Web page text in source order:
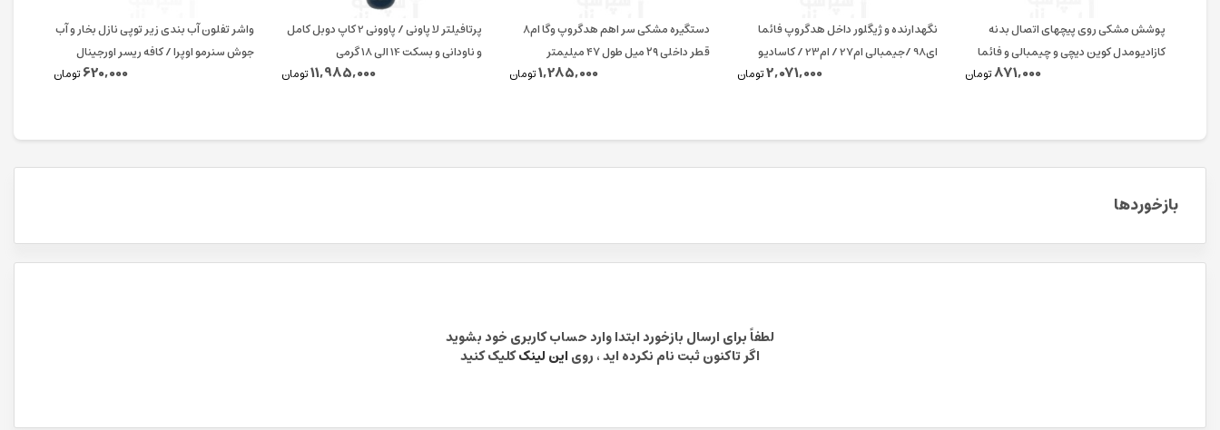
پوشش مشکی روی پیچهای اتصال بدنه
کازادیومدل کوین دیچی و چیمبالی و فائما
871,000تومان
نگهدارنده و ژیگلور داخل هدگروپ فائما
ای98 /جیمبالی ام27 / ام23 / کاسادیو
2,071,000تومان
دستگیره مشکی سر اهم هدگروپ وگا ام۸
قطر داخلی ۲۹ میل طول ۴۷ میلیمتر
1,285,000تومان
پرتافیلتر لا پاونی / پاوونی 2 کاپ دوبل کامل
و ناودانی و بسکت 14 الی 18 گرمی
11,985,000تومان
واشر تفلون آب بندی زیر توپی نازل بخار و آب
جوش سنرمو اوپرا / کافه ریسر اورجینال
620,000 تومان
بازخوردها
لطفاً برای ارسال بازخورد ابتدا وارد حساب کاربری خود بشوید
اگر تاکنون ثبت نام نکرده اید ، روی این لینککلیک کنید